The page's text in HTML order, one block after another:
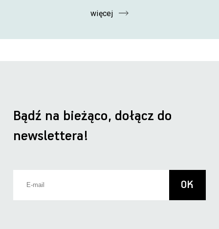
więcej
Bądź na bieżąco, dołącz do
newslettera!